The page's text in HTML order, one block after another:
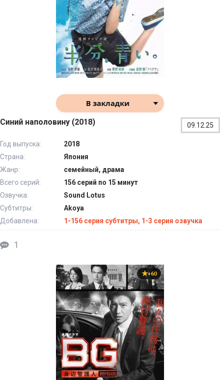
В закладки
Синий наполовину (2018) 09.12.25
Год выпуска:
2018
Страна:
Япония
Жанр:
семейный, драма
Всего серий:
156 серий по 15 минут
Озвучка:
Sound Lotus
Субтитры:
Akoya
Добавлена:
1-156 серия субтитры, 1-3 серия озвучка
1
+60